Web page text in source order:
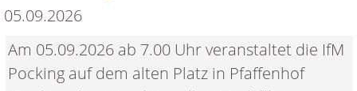
05.09.2026
Am 05.09.2026 ab 7.00 Uhr veranstaltet die IfM
Pocking auf dem alten Platz in Pfaffenhof